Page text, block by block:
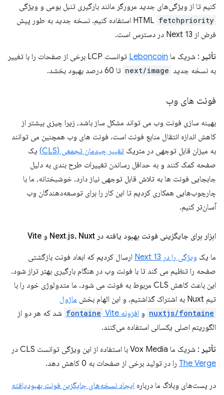
کنیم تا از ویژگی‌های جدید مرورگر مانند بارگیری تنبل بومی و ویژگی
HTML fetchpriority
استفاده کنیم. نسخه جدید به طور پیش
فرض از Next 13 در دسترس است.
تأثیر : شریک ما Leboncoin
توانست LCP برخی از صفحات را با تغییر
به نسخه جدید next/image تا 60 درصد بهبود بخشد.
فونت های وب
بهینه سازی فونت وب می تواند مشکل ساز باشد، زیرا چیزی بیشتر از
کاهش اندازه انتقال منابع فونت است. فونت های وب همچنین می توانند
به میزان قابل توجهی در متریک تغییر چیدمان تجمعی (CLS)
یک
صفحه کمک کنند و به حداقل رساندن تغییرات طرح بندی به دلیل
جابجایی فونت ها به تلاش قابل توجهی نیاز دارد. خوشبختانه، ما با
چارچوب‌هایی همکاری کردیم تا این کار را برای توسعه‌دهندگان وب
آسان‌تر کنیم.
ابزار برای جایگزینی فونت بهبود یافته در Next .js، Nuxt و Vite
ما یک ویژگی را در Next 13
ارسال کردیم که ابعاد فونت بازگشتی
صفحه را تنظیم می کند تا با فونت وب در هنگام بارگیری بهتر تراز شود.
این باعث کاهش CLS مربوط به فونت می شود. ما متدولوژی خود را با
تیم Nuxt به اشتراک گذاشتیم، و این الهام بخش
ماژول
nuxtjs/fontaine و افزونه fontaine Vite
شد که هر دو از
الگوریتم اصلی یکسانی استفاده می‌کنند.
تأثیر : شریک ما Vox Media با استفاده از این ویژگی توانست CLS در
The Verge را در تولید برخی از صفحات به 0 کاهش دهد.
در پست‌های وبلاگ ما درباره ایجاد نسخه‌های جایگزین فونت بهبودیافته